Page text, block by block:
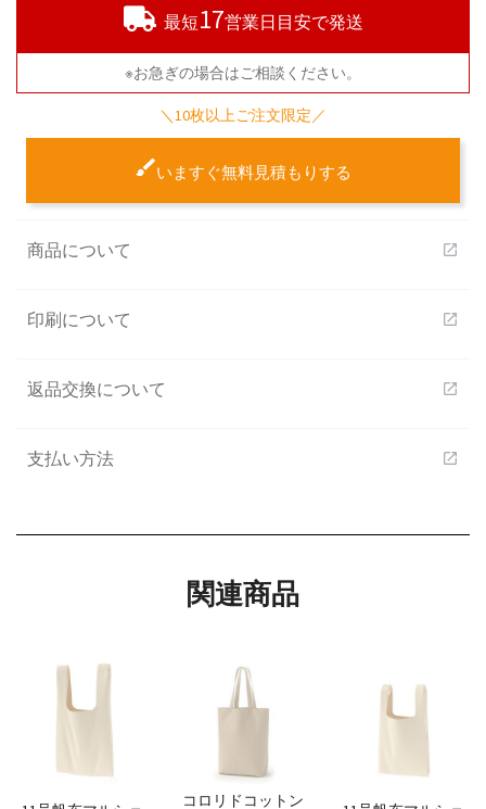
最短17営業日目安で発送
※お急ぎの場合はご相談ください。
＼10枚以上ご注文限定／
いますぐ無料見積もりする
商品について open_in_new
印刷について open_in_new
返品交換について open_in_new
支払い方法 open_in_new
関連商品
コロリドコットン